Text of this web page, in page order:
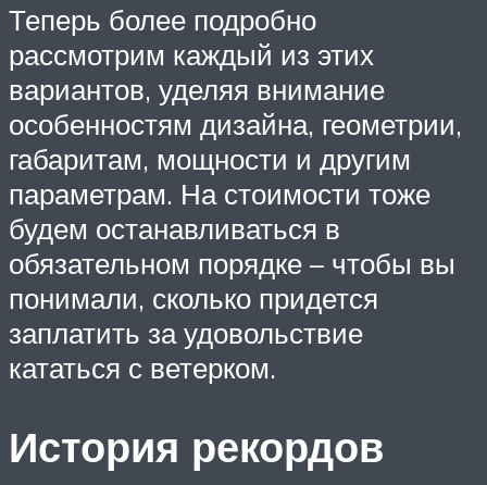
Теперь более подробно
рассмотрим каждый из этих
вариантов, уделяя внимание
особенностям дизайна, геометрии,
габаритам, мощности и другим
параметрам. На стоимости тоже
будем останавливаться в
обязательном порядке – чтобы вы
понимали, сколько придется
заплатить за удовольствие
кататься с ветерком.
История рекордов